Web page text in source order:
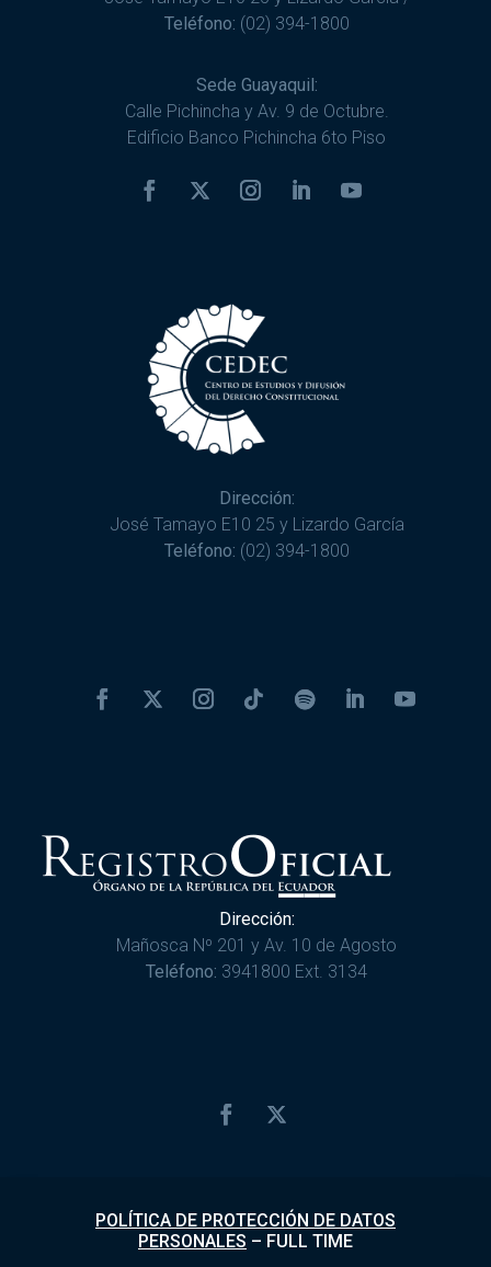
Teléfono: (02) 394-1800
Sede Guayaquil:
Calle Pichincha y Av. 9 de Octubre.
Edificio Banco Pichincha 6to Piso
Dirección:
José Tamayo E10 25 y Lizardo García
Teléfono: (02) 394-1800
Dirección:
Mañosca Nº 201 y Av. 10 de Agosto
Teléfono: 3941800 Ext. 3134
POLÍTICA DE PROTECCIÓN DE DATOS
PERSONALES – FULL TIME